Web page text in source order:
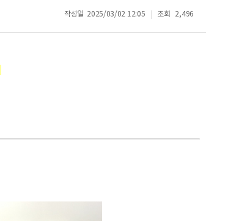
작성일 2025/03/02 12:05 조회 2,496